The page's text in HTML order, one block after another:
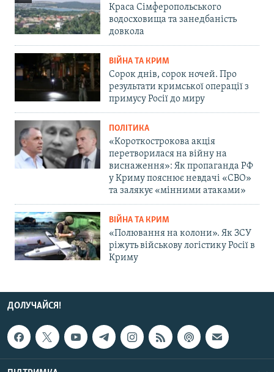
Краса Сімферопольського
водосховища та занедбаність
довкола
ВІЙНА ТА КРИМ
Сорок днів, сорок ночей. Про
результати кримської операції з
примусу Росії до миру
ПОЛІТИКА
«Короткострокова акція
перетворилася на війну на
виснаження»: Як пропаганда РФ
у Криму пояснює невдачі «СВО»
та залякує «мінними атаками»
ВІЙНА ТА КРИМ
«Полювання на колони». Як ЗСУ
ріжуть військову логістику Росії в
Криму
ДОЛУЧАЙСЯ!